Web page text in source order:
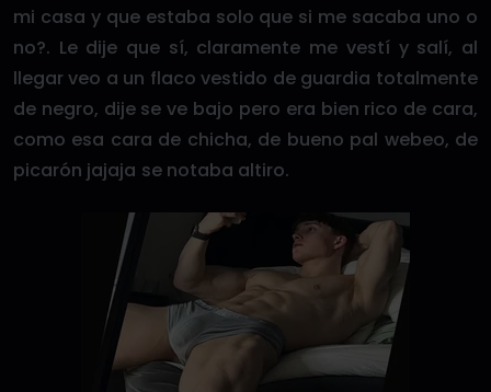
mi casa y que estaba solo que si me sacaba uno o
no?. Le dije que sí, claramente me vestí y salí, al
llegar veo a un flaco vestido de guardia totalmente
de negro, dije se ve bajo pero era bien rico de cara,
como esa cara de chicha, de bueno pal webeo, de
picarón jajaja se notaba altiro.